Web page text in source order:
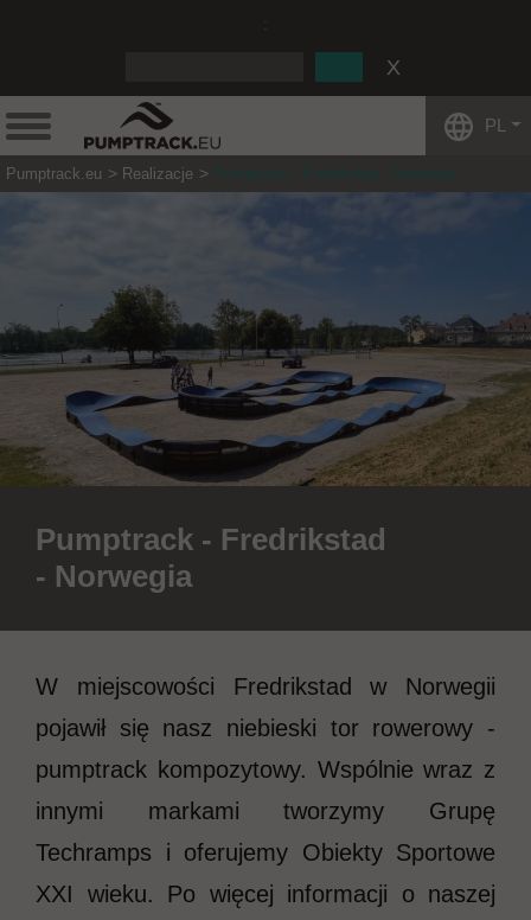
PL
Pumptrack.eu Realizacje Pumptrack - Fredrikstad - Norwegia
Pumptrack - Fredrikstad
- Norwegia
W miejscowości Fredrikstad w Norwegii
pojawił się nasz niebieski tor rowerowy -
pumptrack kompozytowy. Wspólnie wraz z
innymi markami tworzymy Grupę
Techramps i oferujemy Obiekty Sportowe
XXI wieku. Po więcej informacji o naszej